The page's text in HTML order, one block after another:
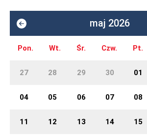
maj 2026
Pon. Wt. Śr. Czw. Pt.
27 28 29 30 01
04 05 06 07 08
11 12 13 14 15